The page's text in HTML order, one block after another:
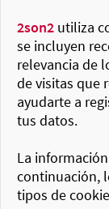
2son2 utiliza
se incluyen
relevancia de
de visitas que
ayudarte a
tus datos.
La
continuación,
tipos de